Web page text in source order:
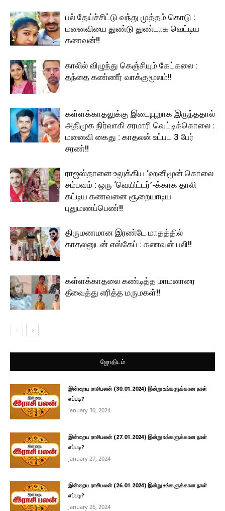
பல் தேய்ச்சிட்டு வந்து முத்தம் கொடு :
மனைவியை துண்டு துண்டாக வெட்டிய
கணவன்!!
காலில் விழுந்து கெஞ்சியும் கேட்கலை :
தந்தை கண்ணீர் வாக்குமூலம்!!
கள்ளக்காதலுக்கு இடையூறாக இருந்ததால்
அதிமுக நிர்வாகி சரமாரி வெட்டிக்கொலை :
மனைவி கைது : காதலன் உட்பட 3 பேர்
சரண்!!
ராஜஸ்தானை உலுக்கிய ‘ஹனிமூன் கொலை
சம்பவம் : ஒரு ‘வெயிட்டர்’-க்காக தாலி
கட்டிய கணவனை சூறையாடிய
புதுமணப்பெண்!!
திருமணமான இரண்டே மாதத்தில்
காதலனுடன் எஸ்கேப் : கணவன் பலி!!
கள்ளக்காதலை கண்டித்த மாமனாரை
தீவைத்து எரித்த மருமகள்!!
ஜோதிடம்
இன்றைய ராசிபலன் (30.01.2024) இன்று உங்களுக்கான நாள்
எப்படி?
January 30, 2024
இன்றைய ராசிபலன் (27.01.2024) இன்று உங்களுக்கான நாள்
எப்படி?
January 27, 2024
இன்றைய ராசிபலன் (26.01.2024) இன்று உங்களுக்கான நாள்
எப்படி?
January 26, 2024